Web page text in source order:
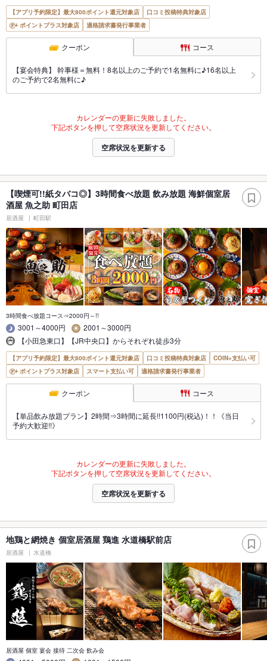
【アプリ予約限定】最大800ポイント還元対象店
口コミ投稿特典対象店
ポイントプラス対象店
適格請求書発行事業者
クーポン コース
【宴会特典】 幹事様＝無料！8名以上のご予約で1名無料に♪16名以上
のご予約で2名無料に♪
カレンダーの更新に失敗しました。
下記ボタンを押して空席状況を更新してください。
空席状況を更新する
【喫煙可!!紙タバコ◎】3時間食べ放題 飲み放題 海鮮個室居
酒屋 魚之助 町田店
居酒屋 町田駅
3時間食べ放題コース⇒2000円～!!
3001～4000円
2001～3000円
【小田急東口】【JR中央口】からそれぞれ徒歩3分
【アプリ予約限定】最大800ポイント還元対象店 口コミ投稿特典対象店
COIN+支払い可
ポイントプラス対象店
スマート支払い可 適格請求書発行事業者
クーポン コース
【単品飲み放題プラン】2時間⇒3時間に延長!!1100円(税込)！！《当日
予約大歓迎!!》
カレンダーの更新に失敗しました。
下記ボタンを押して空席状況を更新してください。
空席状況を更新する
地鶏と網焼き 個室居酒屋 鶏進 水道橋駅前店
居酒屋 水道橋
居酒屋 個室 宴会 接待 二次会 飲み会